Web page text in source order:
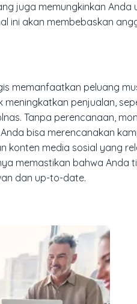
juga memungkinkan Anda
ini akan membebaskan
memanfaatkan peluang
penjualan,
Tanpa perencanaan,
Anda bisa merencanakan
konten media sosial yang
memastikan bahwa Anda
dan up-to-date.